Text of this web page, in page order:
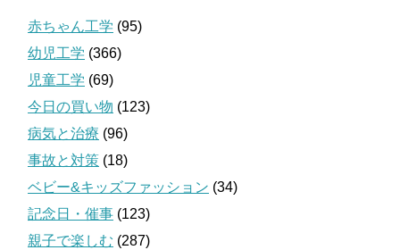
赤ちゃん工学 (95)
幼児工学 (366)
児童工学 (69)
今日の買い物 (123)
病気と治療 (96)
事故と対策 (18)
ベビー&キッズファッション (34)
記念日・催事 (123)
親子で楽しむ (287)